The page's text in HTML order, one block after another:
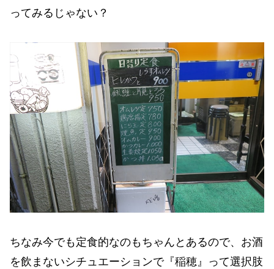
ってみるじゃない？
ちなみ今でも定食的なのもちゃんとあるので、お酒
を飲まないシチュエーションで『稲穂』って選択肢